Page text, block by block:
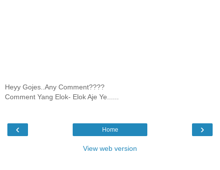
Heyy Gojes..Any Comment????
Comment Yang Elok- Elok Aje Ye......
‹ ›
Home
View web version